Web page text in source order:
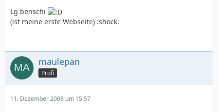
Lg benschi
(ist meine erste Webseite) :shock:
maulepan
Profi
11. Dezember 2008 um 15:57